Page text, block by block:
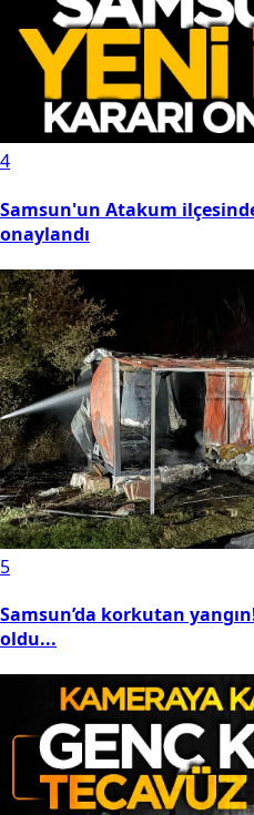
4
Samsun'un Atakum
onaylandı
5
Samsun’da korkutan
oldu...